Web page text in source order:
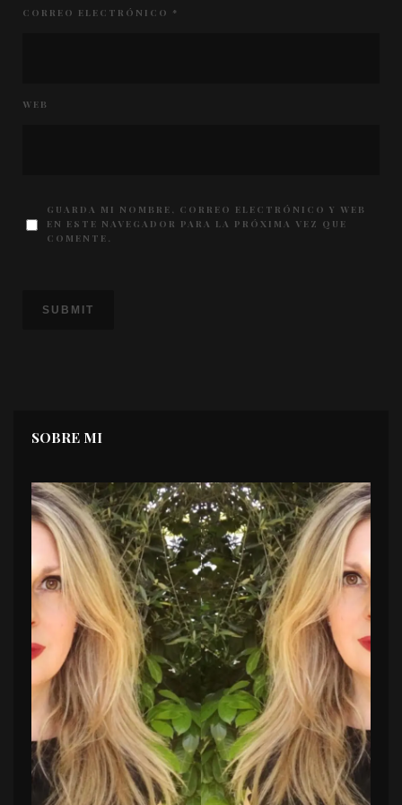
CORREO ELECTRÓNICO *
WEB
GUARDA MI NOMBRE, CORREO ELECTRÓNICO Y WEB
EN ESTE NAVEGADOR PARA LA PRÓXIMA VEZ QUE
COMENTE.
SOBRE MI